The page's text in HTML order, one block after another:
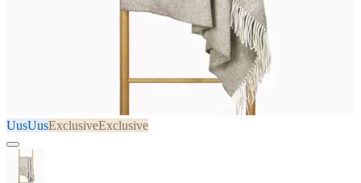
UusUusExclusiveExclusive